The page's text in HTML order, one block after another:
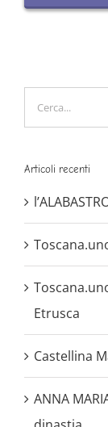
per:
Articoli recenti
Etrusca
Castellina
ANNA